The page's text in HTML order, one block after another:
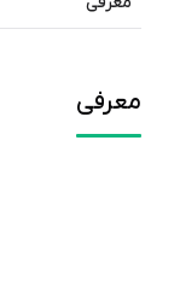
معرفی